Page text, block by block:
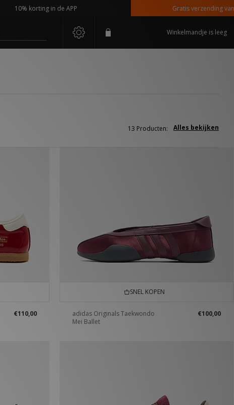
10% korting in de APP Gratis verzending vanaf
Winkelmandje is leeg
Alles bekijken
13 Producten:
€110,00
SNEL KOPEN
adidas Originals Taekwondo
Mei Ballet
€100,00